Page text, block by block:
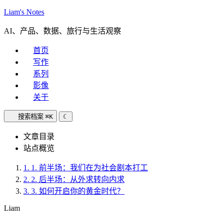
Liam's Notes
AI、产品、数据、旅行与生活观察
首页
写作
系列
影像
关于
搜索档案 ⌘K ☾
文章目录
站点概览
1. 1. 前半场：我们在为社会剧本打工
2. 2. 后半场：从外求转向内求
3. 3. 如何开启你的黄金时代？
Liam